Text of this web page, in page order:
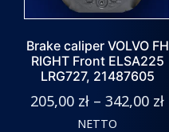
Brake caliper VOLVO FH
RIGHT Front ELSA225
LRG727, 21487605
205,00 zł – 342,00 zł
NETTO